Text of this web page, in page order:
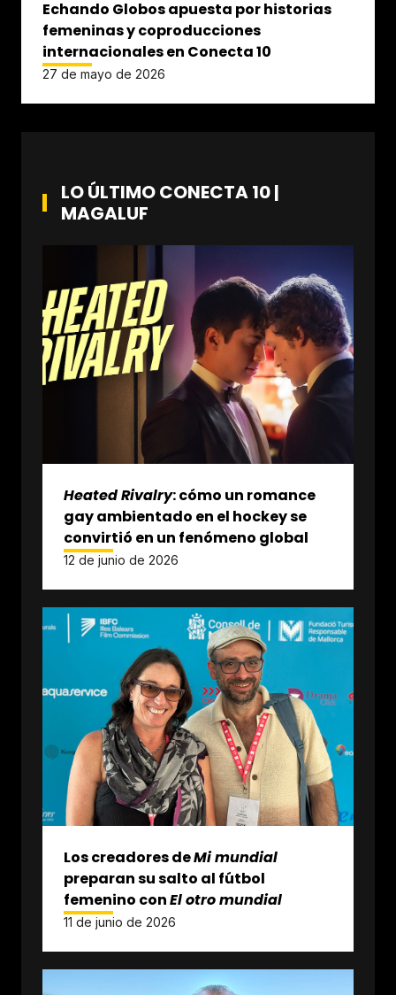
Echando Globos apuesta por historias
femeninas y coproducciones
internacionales en Conecta 10
27 de mayo de 2026
LO ÚLTIMO CONECTA 10 |
MAGALUF
Heated Rivalry: cómo un romance
gay ambientado en el hockey se
convirtió en un fenómeno global
12 de junio de 2026
Los creadores deMi mundial
preparan su salto al fútbol
femenino conEl otro mundial
11 de junio de 2026